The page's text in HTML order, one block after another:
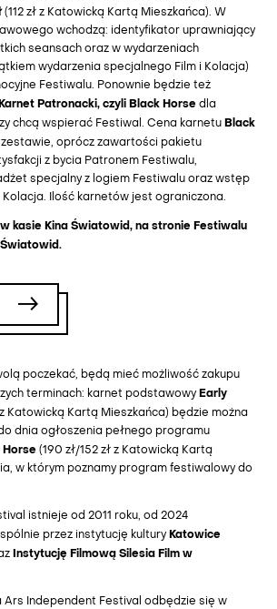
(112 zł z Katowicką Kartą Mieszkańca). W
wchodzą: identyfikator uprawniający
seansach oraz w wydarzeniach
wydarzenia specjalnego Film i Kolacja)
Festiwalu. Ponownie będzie też
Patronacki, czyli Black Horse dla
chcą wspierać Festiwal. Cena karnetu Black
zestawie, oprócz zawartości pakietu
z bycia Patronem Festiwalu,
specjalny z logiem Festiwalu oraz wstęp
Kolacja. Ilość karnetów jest ograniczona.
kasie Kina Światowid, na stronie Festiwalu
poczekać, będą mieć możliwość zakupu
terminach: karnet podstawowy Early
z Katowicką Kartą Mieszkańca) będzie można
dnia ogłoszenia pełnego programu
Horse (190 zł/152 zł z Katowicką Kartą
w którym poznamy program festiwalowy do
istnieje od 2011 roku, od 2024
przez instytucję kultury Katowice
Instytucję Filmową Silesia Film w
Ars Independent Festival odbędzie się w